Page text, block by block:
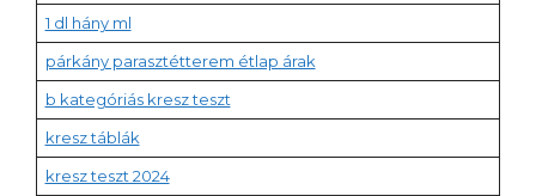
1 dl hány ml
párkány parasztétterem étlap árak
b kategóriás kresz teszt
kresz táblák
kresz teszt 2024